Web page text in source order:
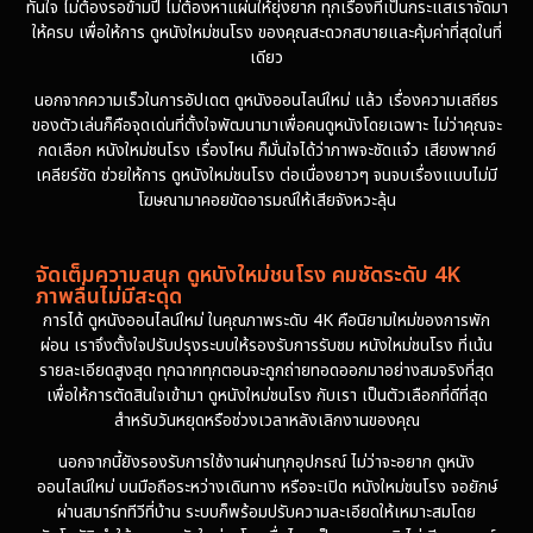
ทันใจ ไม่ต้องรอข้ามปี ไม่ต้องหาแผ่นให้ยุ่งยาก ทุกเรื่องที่เป็นกระแสเราจัดมา
ให้ครบ เพื่อให้การ ดูหนังใหม่ชนโรง ของคุณสะดวกสบายและคุ้มค่าที่สุดในที่
เดียว
นอกจากความเร็วในการอัปเดต ดูหนังออนไลน์ใหม่ แล้ว เรื่องความเสถียร
ของตัวเล่นก็คือจุดเด่นที่ตั้งใจพัฒนามาเพื่อคนดูหนังโดยเฉพาะ ไม่ว่าคุณจะ
กดเลือก หนังใหม่ชนโรง เรื่องไหน ก็มั่นใจได้ว่าภาพจะชัดแจ๋ว เสียงพากย์
เคลียร์ชัด ช่วยให้การ ดูหนังใหม่ชนโรง ต่อเนื่องยาวๆ จนจบเรื่องแบบไม่มี
โฆษณามาคอยขัดอารมณ์ให้เสียจังหวะลุ้น
จัดเต็มความสนุก ดูหนังใหม่ชนโรง คมชัดระดับ 4K
ภาพลื่นไม่มีสะดุด
การได้ ดูหนังออนไลน์ใหม่ ในคุณภาพระดับ 4K คือนิยามใหม่ของการพัก
ผ่อน เราจึงตั้งใจปรับปรุงระบบให้รองรับการรับชม หนังใหม่ชนโรง ที่เน้น
รายละเอียดสูงสุด ทุกฉากทุกตอนจะถูกถ่ายทอดออกมาอย่างสมจริงที่สุด
เพื่อให้การตัดสินใจเข้ามา ดูหนังใหม่ชนโรง กับเรา เป็นตัวเลือกที่ดีที่สุด
สำหรับวันหยุดหรือช่วงเวลาหลังเลิกงานของคุณ
นอกจากนี้ยังรองรับการใช้งานผ่านทุกอุปกรณ์ ไม่ว่าจะอยาก ดูหนัง
ออนไลน์ใหม่ บนมือถือระหว่างเดินทาง หรือจะเปิด หนังใหม่ชนโรง จอยักษ์
ผ่านสมาร์ททีวีที่บ้าน ระบบก็พร้อมปรับความละเอียดให้เหมาะสมโดย